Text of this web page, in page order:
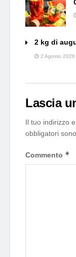
2 kg di
2 Agosto 2026
Lascia
Il tuo indirizzo
obbligatori
Commento *